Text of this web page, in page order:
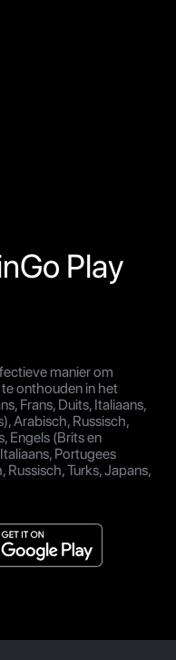
Play
manier om
onthouden in het
Frans, Duits, Italiaans,
Arabisch, Russisch,
Engels (Brits en
Portugees
Russisch, Turks, Japans,